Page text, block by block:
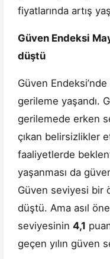
fiyatlarında artış
Güven Endeksi
düştü
Güven
gerileme yaşandı.
gerilemede erken
çıkan belirsizlikler
faaliyetlerde
yaşanması da
Güven seviyesi bir
düştü. Ama asıl
seviyesinin 4,1
geçen yılın güven